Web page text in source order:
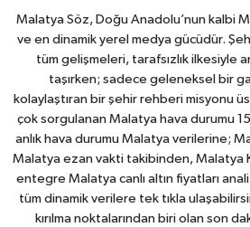
Malatya Söz, Doğu Anadolu’nun kalbi
ve en dinamik yerel medya gücüdür.
tüm gelişmeleri, tarafsızlık ilkesiyle
taşırken; sadece geleneksel bir
kolaylaştıran bir şehir rehberi misyonu
çok sorgulanan Malatya hava durumu
anlık hava durumu Malatya verilerine;
Malatya ezan vakti takibinden, Malatya
entegre Malatya canlı altın fiyatları
tüm dinamik verilere tek tıkla
kırılma noktalarından biri olan son